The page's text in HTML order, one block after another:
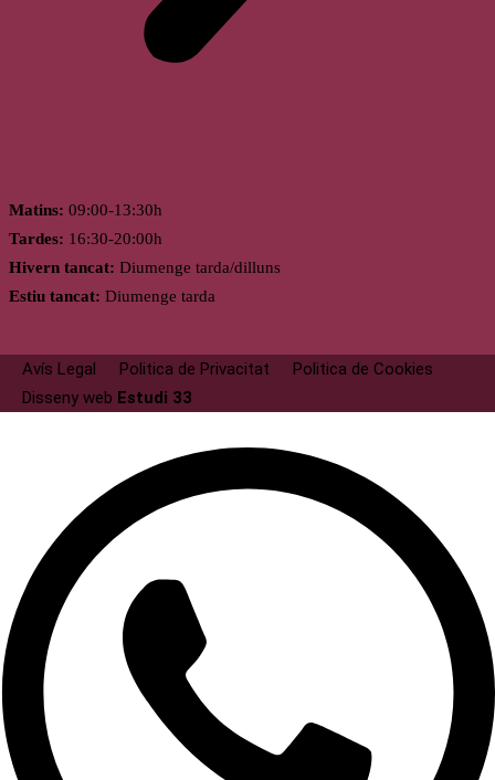
Matins: 09:00-13:30h
Tardes: 16:30-20:00h
Hivern tancat: Diumenge tarda/dilluns
Estiu tancat: Diumenge tarda
Avís Legal Politica de Privacitat
Politica de Cookies
Disseny web Estudi 33